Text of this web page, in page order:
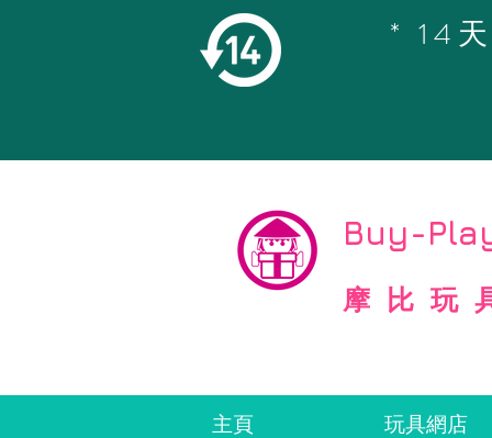
* 14
Copyright
Buy-
摩比玩
主頁 玩具網店